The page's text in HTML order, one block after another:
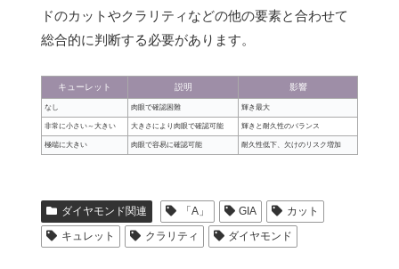
ドのカットやクラリティなどの他の要素と合わせて
総合的に判断する必要があります。
キューレット 説明 影響
なし 肉眼で確認困難 輝き最大
非常に小さい～大きい 大きさにより肉眼で確認可能 輝きと耐久性のバランス
極端に大きい 肉眼で容易に確認可能 耐久性低下、欠けのリスク増加
ダイヤモンド関連 「A」 GIA
カット
キュレット
クラリティ ダイヤモンド